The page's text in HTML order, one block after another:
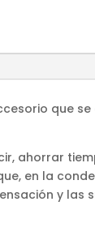
que
ahorrar
en la
y las